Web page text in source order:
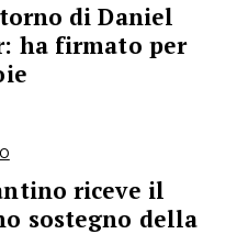
di Daniel
ha firmato per
riceve il
sostegno della